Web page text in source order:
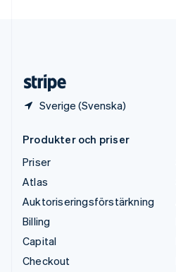
Sverige (Svenska)
Produkter och priser
Priser
Atlas
Auktoriseringsförstärkning
Billing
Capital
Checkout